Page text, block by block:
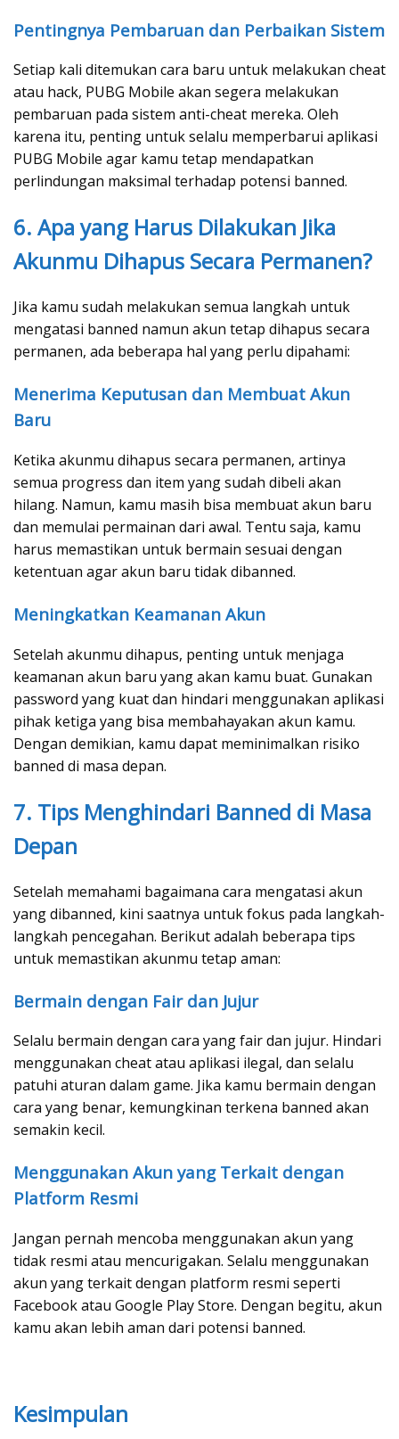
Pentingnya Pembaruan dan Perbaikan Sistem
Setiap kali ditemukan cara baru untuk melakukan cheat
atau hack, PUBG Mobile akan segera melakukan
pembaruan pada sistem anti-cheat mereka. Oleh
karena itu, penting untuk selalu memperbarui aplikasi
PUBG Mobile agar kamu tetap mendapatkan
perlindungan maksimal terhadap potensi banned.
6. Apa yang Harus Dilakukan Jika
Akunmu Dihapus Secara Permanen?
Jika kamu sudah melakukan semua langkah untuk
mengatasi banned namun akun tetap dihapus secara
permanen, ada beberapa hal yang perlu dipahami:
Menerima Keputusan dan Membuat Akun
Baru
Ketika akunmu dihapus secara permanen, artinya
semua progress dan item yang sudah dibeli akan
hilang. Namun, kamu masih bisa membuat akun baru
dan memulai permainan dari awal. Tentu saja, kamu
harus memastikan untuk bermain sesuai dengan
ketentuan agar akun baru tidak dibanned.
Meningkatkan Keamanan Akun
Setelah akunmu dihapus, penting untuk menjaga
keamanan akun baru yang akan kamu buat. Gunakan
password yang kuat dan hindari menggunakan aplikasi
pihak ketiga yang bisa membahayakan akun kamu.
Dengan demikian, kamu dapat meminimalkan risiko
banned di masa depan.
7. Tips Menghindari Banned di Masa
Depan
Setelah memahami bagaimana cara mengatasi akun
yang dibanned, kini saatnya untuk fokus pada langkah-
langkah pencegahan. Berikut adalah beberapa tips
untuk memastikan akunmu tetap aman:
Bermain dengan Fair dan Jujur
Selalu bermain dengan cara yang fair dan jujur. Hindari
menggunakan cheat atau aplikasi ilegal, dan selalu
patuhi aturan dalam game. Jika kamu bermain dengan
cara yang benar, kemungkinan terkena banned akan
semakin kecil.
Menggunakan Akun yang Terkait dengan
Platform Resmi
Jangan pernah mencoba menggunakan akun yang
tidak resmi atau mencurigakan. Selalu menggunakan
akun yang terkait dengan platform resmi seperti
Facebook atau Google Play Store. Dengan begitu, akun
kamu akan lebih aman dari potensi banned.
Kesimpulan